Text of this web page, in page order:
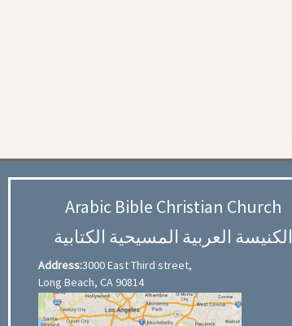
Arabic Bible Christian Church
الكنيسة العربية المسيحية الكتابية
Address:3000 East Third street,
Long Beach, CA 90814